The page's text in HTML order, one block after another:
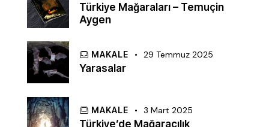
Türkiye Mağaraları – Temuçin
Aygen
MAKALE 29 Temmuz 2025
Yarasalar
MAKALE 3 Mart 2025
Türkiye’de Mağaracılık